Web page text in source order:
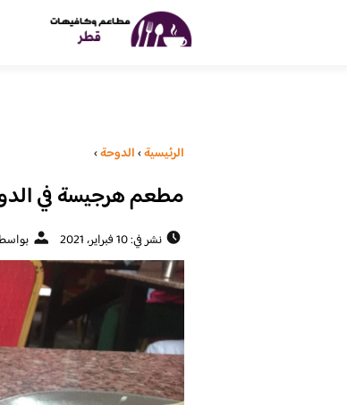
الرئيسية›الدوحة›
مطعم هرجيسة في
نشر في: 10 فبراير، 2021